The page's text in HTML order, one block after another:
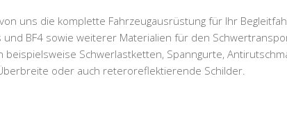
uns die komplette Fahrzeugausrüstung für Ihr
und BF4 sowie weiterer Materialien für den
beispielsweise Schwerlastketten, Spanngurte,
oder auch reteroreflektierende Schilder.